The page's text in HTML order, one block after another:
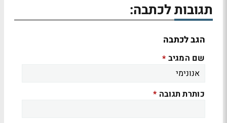
תגובות לכתבה:
הגב לכתבה
שם המגיב *
כותרת תגובה *